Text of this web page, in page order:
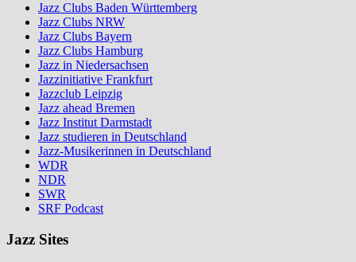
Jazz Clubs Baden Württemberg
Jazz Clubs NRW
Jazz Clubs Bayern
Jazz Clubs Hamburg
Jazz in Niedersachsen
Jazzinitiative Frankfurt
Jazzclub Leipzig
Jazz ahead Bremen
Jazz Institut Darmstadt
Jazz studieren in Deutschland
Jazz-Musikerinnen in Deutschland
WDR
NDR
SWR
SRF Podcast
Jazz Sites